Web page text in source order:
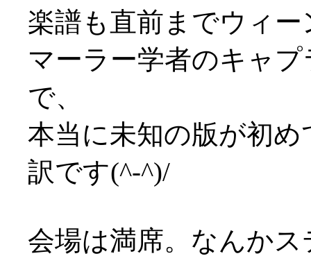
楽譜も直前までウィ
マーラー学者のキャ
で、
本当に未知の版が初
訳です(^-^)/
会場は満席。なんか